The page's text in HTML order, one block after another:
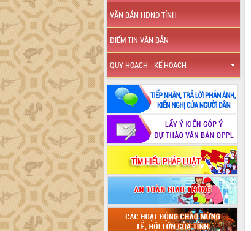
VĂN BẢN HĐND TỈNH
ĐIỂM TIN VĂN BẢN
QUY HOẠCH - KẾ HOẠCH